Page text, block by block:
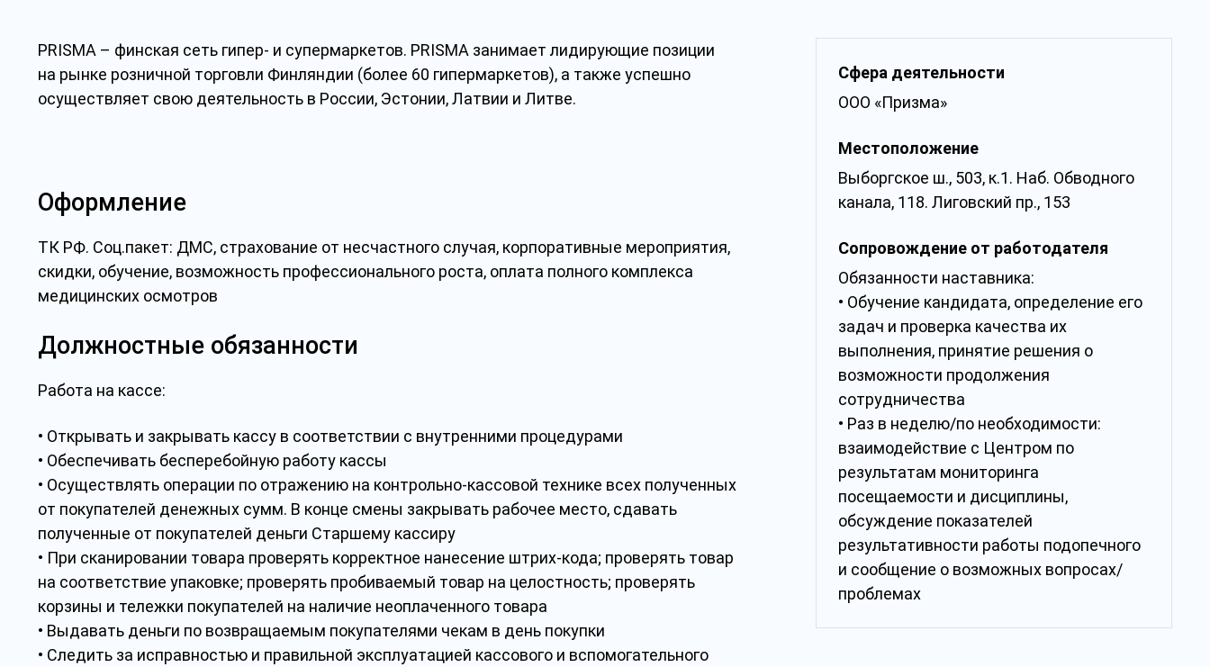
PRISMA – финская сеть гипер- и супермаркетов. PRISMA занимает лидирующие позиции
на рынке розничной торговли Финляндии (более 60 гипермаркетов), а также успешно
осуществляет свою деятельность в России, Эстонии, Латвии и Литве.
Оформление
ТК РФ. Соц.пакет: ДМС, страхование от несчастного случая, корпоративные мероприятия,
скидки, обучение, возможность профессионального роста, оплата полного комплекса
медицинских осмотров
Должностные обязанности
Работа на кассе:
• Открывать и закрывать кассу в соответствии с внутренними процедурами
• Обеспечивать бесперебойную работу кассы
• Осуществлять операции по отражению на контрольно-кассовой технике всех полученных
от покупателей денежных сумм. В конце смены закрывать рабочее место, сдавать
полученные от покупателей деньги Старшему кассиру
• При сканировании товара проверять корректное нанесение штрих-кода; проверять товар
на соответствие упаковке; проверять пробиваемый товар на целостность; проверять
корзины и тележки покупателей на наличие неоплаченного товара
• Выдавать деньги по возвращаемым покупателями чекам в день покупки
• Следить за исправностью и правильной эксплуатацией кассового и вспомогательного
Сфера деятельности
ООО «Призма»
Местоположение
Выборгское ш., 503, к.1. Наб. Обводного
канала, 118. Лиговский пр., 153
Сопровождение от работодателя
Обязанности наставника:
• Обучение кандидата, определение его
задач и проверка качества их
выполнения, принятие решения о
возможности продолжения
сотрудничества
• Раз в неделю/по необходимости:
взаимодействие с Центром по
результатам мониторинга
посещаемости и дисциплины,
обсуждение показателей
результативности работы подопечного
и сообщение о возможных вопросах/
проблемах